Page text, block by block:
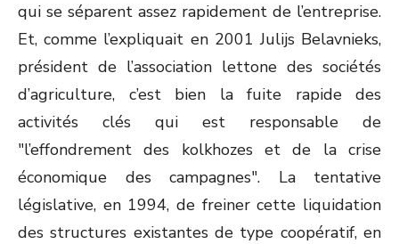
qui se séparent assez rapidement de l’entreprise.
Et, comme l’expliquait en 2001 Julijs Belavnieks,
président de l’association lettone des sociétés
d’agriculture, c’est bien la fuite rapide des
activités clés qui est responsable de
"l’effondrement des kolkhozes et de la crise
économique des campagnes". La tentative
législative, en 1994, de freiner cette liquidation
des structures existantes de type coopératif, en